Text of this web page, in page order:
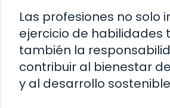
Las profesiones no solo
ejercicio de habilidades
también la
contribuir al bienestar
y al desarrollo